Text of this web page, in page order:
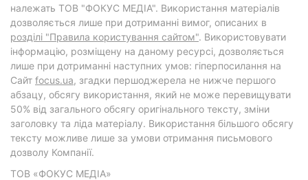
належать ТОВ "ФОКУС МЕДІА". Використання матеріалів
дозволяється лише при дотриманні вимог, описаних в
розділі "Правила користування сайтом". Використовувати
інформацію, розміщену на даному ресурсі, дозволяється
лише при дотриманні наступних умов: гіперпосилання на
Cайт focus.ua, згадки першоджерела не нижче першого
абзацу, обсягу використання, який не може перевищувати
50% від загального обсягу оригінального тексту, зміни
заголовку та ліда матеріалу. Використання більшого обсягу
тексту можливе лише за умови отримання письмового
дозволу Компанії.
ТОВ «ФОКУС МЕДІА»